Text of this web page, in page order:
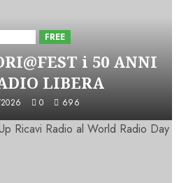
FREE
i 50 ANNI
LIBERA
0 696